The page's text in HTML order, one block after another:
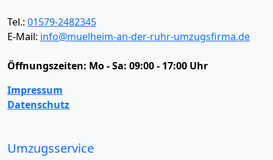
Tel.: 01579-2482345
E-Mail: info@muelheim-an-der-ruhr-umzugsfirma.de
Öffnungszeiten: Mo - Sa: 09:00 - 17:00 Uhr
Impressum
Datenschutz
Umzugsservice